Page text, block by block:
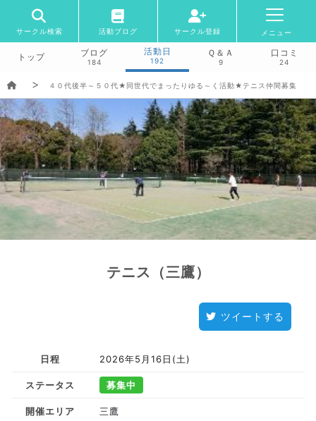
サークル検索 活動ブログ サークル登録 メニュー
トップ ブログ
184
活動日
192
Ｑ＆Ａ
9
口コミ
24
４０代後半～５０代★同世代でまったりゆる～く活動★テニス仲間募集
テニス（三鷹）
ツイートする
日程 2026年5月16日(土)
ステータス 募集中
開催エリア 三鷹